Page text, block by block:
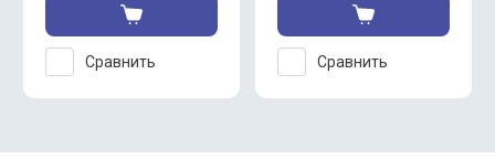
Сравнить Сравнить